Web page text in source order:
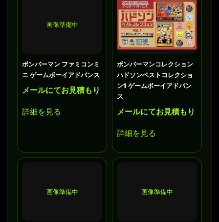
画像準備中
ボンバーマン ファミコンミ
ニ ゲームボーイアドバンス
メールにてお見積もり
詳細を見る
ボンバーマンコレクション
ハドソンベストコレクショ
ン1 ゲームボーイアドバン
ス
メールにてお見積もり
詳細を見る
画像準備中 画像準備中